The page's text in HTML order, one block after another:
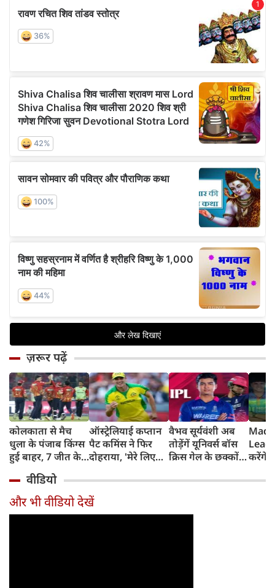
ज़रूर पढ़ें
कोलकाता से मैच
धुला के पंजाब किंग्स
हुई बाहर, 7 जीत के
ऑस्ट्रेलियाई कप्तान
पैट कमिंस ने फिर
दोहराया, 'मेरे लिए
वैभव सूर्यवंशी अब
तोड़ेंगें यूनिवर्स बॉस
क्रिस गेल के छक्कों
करेंगे
टीम में
वीडियो
और भी वीडियो देखें